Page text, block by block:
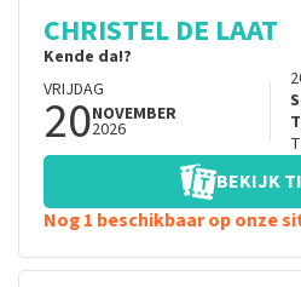
CHRISTEL DE LAAT
Kende da!?
VRIJDAG
20NOVEMBER
2026
BEKIJK
Nog 1 beschikbaar op onze